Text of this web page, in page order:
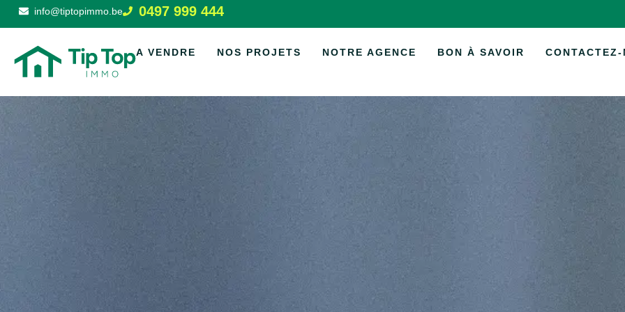
info@tiptopimmo.be 0497 999 444
A VENDRE NOS PROJETS NOTRE AGENCE BON À SAVOIR CONTACTEZ-